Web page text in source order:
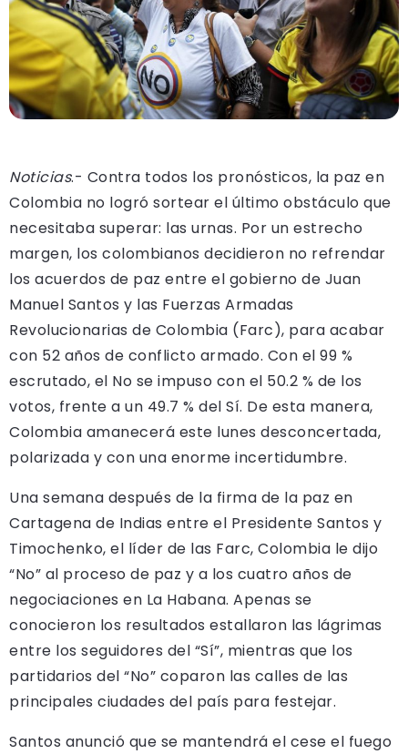
Noticias.- Contra todos los pronósticos, la paz en
Colombia no logró sortear el último obstáculo que
necesitaba superar: las urnas. Por un estrecho
margen, los colombianos decidieron no refrendar
los acuerdos de paz entre el gobierno de Juan
Manuel Santos y las Fuerzas Armadas
Revolucionarias de Colombia (Farc), para acabar
con 52 años de conflicto armado. Con el 99 %
escrutado, el No se impuso con el 50.2 % de los
votos, frente a un 49.7 % del Sí. De esta manera,
Colombia amanecerá este lunes desconcertada,
polarizada y con una enorme incertidumbre.
Una semana después de la firma de la paz en
Cartagena de Indias entre el Presidente Santos y
Timochenko, el líder de las Farc, Colombia le dijo
“No” al proceso de paz y a los cuatro años de
negociaciones en La Habana. Apenas se
conocieron los resultados estallaron las lágrimas
entre los seguidores del “Sí”, mientras que los
partidarios del “No” coparon las calles de las
principales ciudades del país para festejar.
Santos anunció que se mantendrá el cese el fuego